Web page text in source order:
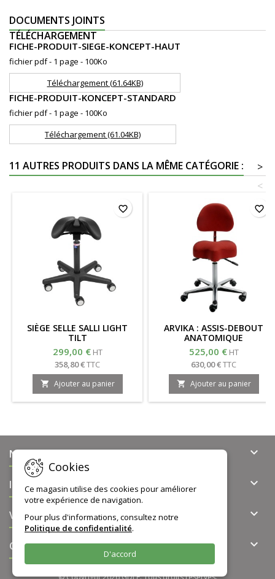
DOCUMENTS JOINTS
TÉLÉCHARGEMENT
FICHE-PRODUIT-SIEGE-KONCEPT-HAUT
fichier pdf - 1 page - 100Ko
Téléchargement (61.64KB)
FICHE-PRODUIT-KONCEPT-STANDARD
fichier pdf - 1 page - 100Ko
Téléchargement (61.04KB)
11 AUTRES PRODUITS DANS LA MÊME CATÉGORIE :
>
<
SIÈGE SELLE SALLI LIGHT
TILT
299,00 € HT
358,80 €TTC
 Ajouter au panier
favorite_border
ARVIKA : ASSIS-DEBOUT
ANATOMIQUE
525,00 € HT
630,00 €TTC
 Ajouter au panier
favorite_border
NOTRE OFFRE 
INFORMATIONS 
VOTRE COMPTE 
CONTACT 
Cookies
Ce magasin utilise des cookies pour améliorer
votre expérience de navigation.
Pour plus d'informations, consultez notre
Politique de confidentialité.
D'accord